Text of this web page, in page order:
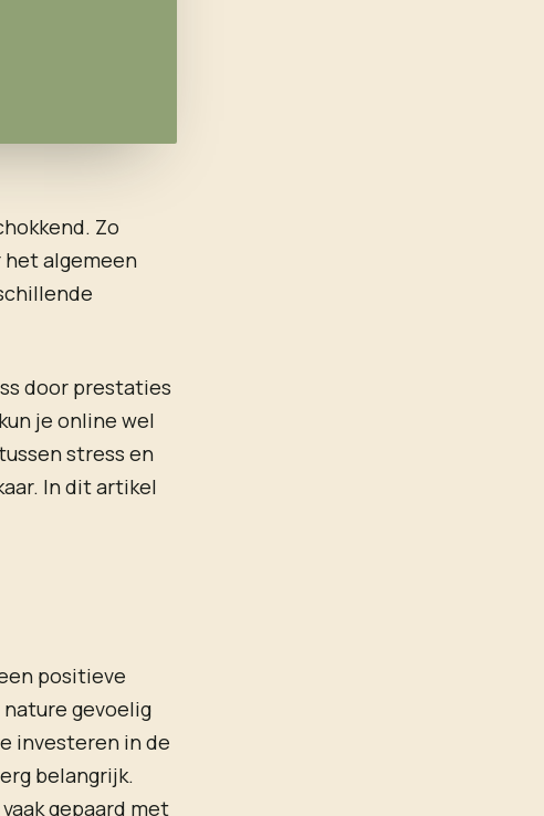
Zo
het algemeen
door prestaties
je online wel
stress en
In dit artikel
positieve
nature gevoelig
investeren in de
belangrijk.
gepaard met